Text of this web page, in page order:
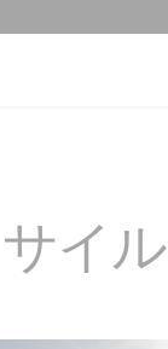
イル